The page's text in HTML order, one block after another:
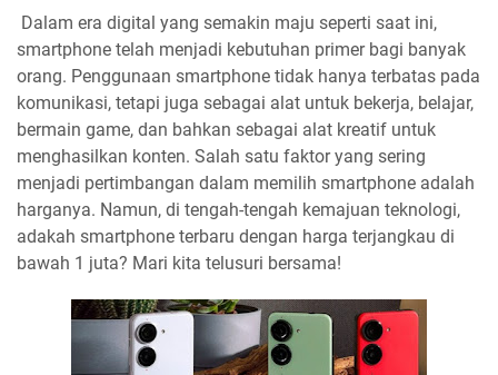
Dalam era digital yang semakin maju seperti saat ini,
smartphone telah menjadi kebutuhan primer bagi banyak
orang. Penggunaan smartphone tidak hanya terbatas pada
komunikasi, tetapi juga sebagai alat untuk bekerja, belajar,
bermain game, dan bahkan sebagai alat kreatif untuk
menghasilkan konten. Salah satu faktor yang sering
menjadi pertimbangan dalam memilih smartphone adalah
harganya. Namun, di tengah-tengah kemajuan teknologi,
adakah smartphone terbaru dengan harga terjangkau di
bawah 1 juta? Mari kita telusuri bersama!